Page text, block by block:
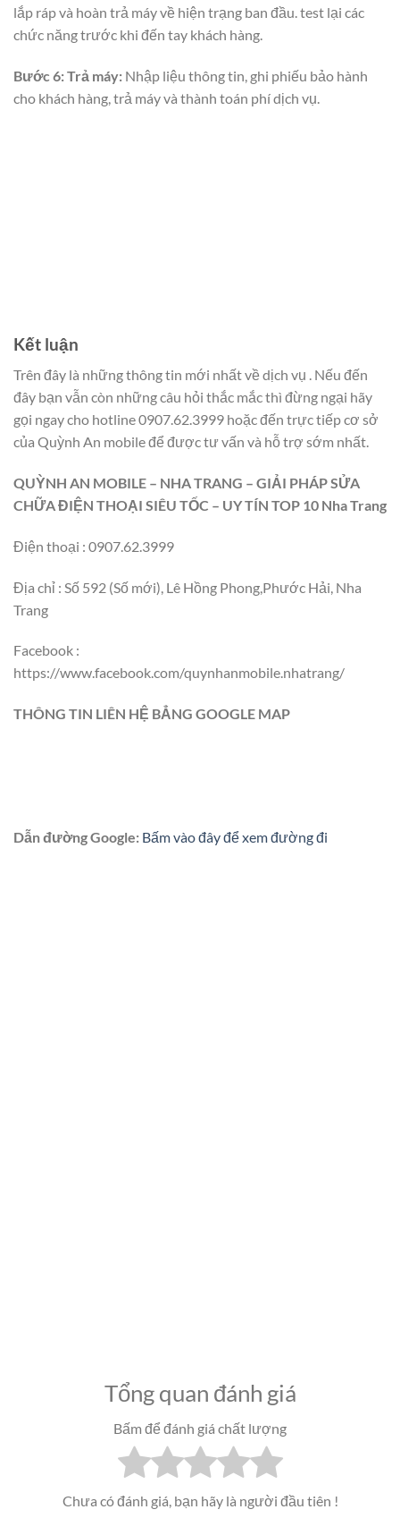
lắp ráp và hoàn trả máy về hiện trạng ban đầu. test lại các
chức năng trước khi đến tay khách hàng.
Bước 6: Trả máy: Nhập liệu thông tin, ghi phiếu bảo hành
cho khách hàng, trả máy và thành toán phí dịch vụ.
Kết luận
Trên đây là những thông tin mới nhất về dịch vụ . Nếu đến
đây bạn vẫn còn những câu hỏi thắc mắc thì đừng ngại hãy
gọi ngay cho hotline 0907.62.3999 hoặc đến trực tiếp cơ sở
của Quỳnh An mobile để được tư vấn và hỗ trợ sớm nhất.
QUỲNH AN MOBILE – NHA TRANG – GIẢI PHÁP SỬA
CHỮA ĐIỆN THOẠI SIÊU TỐC – UY TÍN TOP 10 Nha Trang
Điện thoại : 0907.62.3999
Địa chỉ : Số 592 (Số mới), Lê Hồng Phong,Phước Hải, Nha
Trang
Facebook :
https://www.facebook.com/quynhanmobile.nhatrang/
THÔNG TIN LIÊN HỆ BẲNG GOOGLE MAP
Dẫn đường Google: Bấm vào đây để xem đường đi
Tổng quan đánh giá
Bấm để đánh giá chất lượng
Chưa có đánh giá, bạn hãy là người đầu tiên !